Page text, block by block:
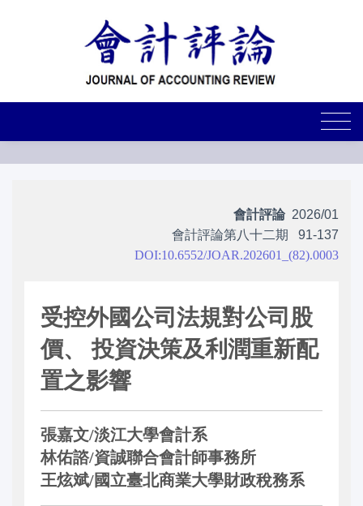
會計評論 2026/01
會計評論第八十二期
91-137
DOI:10.6552/JOAR.202601_(82).0003
受控外國公司法規對公司股
價、 投資決策及利潤重新配
置之影響
張嘉文/淡江大學會計系
林佑諮/資誠聯合會計師事務所
王炫斌/國立臺北商業大學財政稅務系